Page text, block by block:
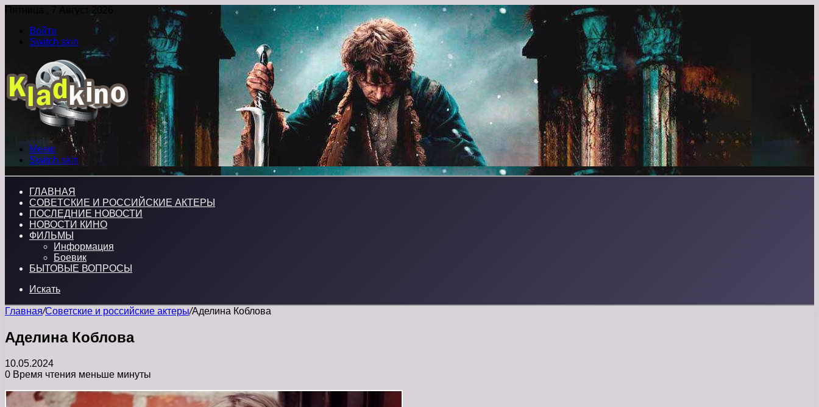
Пятница , 7 Август 2026
Войти
Switch skin
Меню
Switch skin
ГЛАВНАЯ
СОВЕТСКИЕ И РОССИЙСКИЕ АКТЕРЫ
ПОСЛЕДНИЕ НОВОСТИ
НОВОСТИ КИНО
ФИЛЬМЫ
Информация
Боевик
БЫТОВЫЕ ВОПРОСЫ
Искать
Главная/Советские и российские актеры/Аделина Коблова
Аделина Коблова
10.05.2024
0 Время чтения меньше минуты